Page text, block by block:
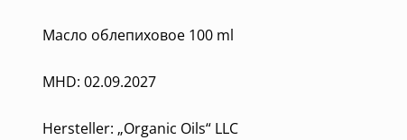
Масло облепиховое 100 ml
MHD: 02.09.2027
Hersteller: „Organic Oils“ LLC